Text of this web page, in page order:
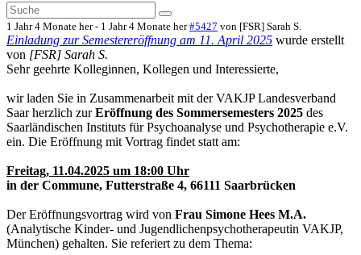
1 Jahr 4 Monate her- 1 Jahr 4 Monate her #5427 von [FSR] Sarah S.
Einladung zur Semestereröffnung am 11. April 2025 wurde erstellt
von [FSR] Sarah S.
Sehr geehrte Kolleginnen, Kollegen und Interessierte,
wir laden Sie in Zusammenarbeit mit der VAKJP Landesverband
Saar herzlich zurEröffnung des Sommersemesters 2025 des
Saarländischen Instituts für Psychoanalyse und Psychotherapie e.V.
ein. Die Eröffnung mit Vortrag findet statt am:
Freitag, 11.04.2025 um 18:00 Uhr
in der Commune, Futterstraße 4, 66111 Saarbrücken
Der Eröffnungsvortrag wird von Frau Simone Hees M.A.
(Analytische Kinder- und Jugendlichenpsychotherapeutin VAKJP,
München) gehalten. Sie referiert zu dem Thema: